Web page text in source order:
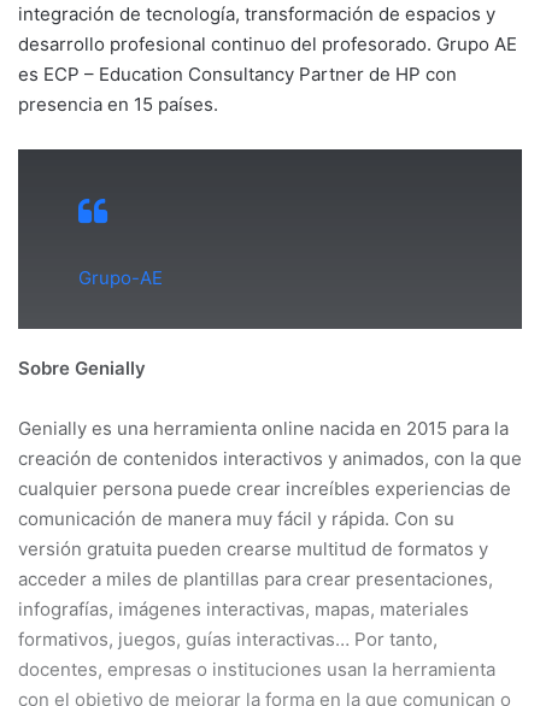
integración de tecnología, transformación de espacios y
desarrollo profesional continuo del profesorado. Grupo AE
es ECP – Education Consultancy Partner de HP con
presencia en 15 países.
Grupo-AE
Sobre Genially
Genially es una herramienta online nacida en 2015 para la
creación de contenidos interactivos y animados, con la que
cualquier persona puede crear increíbles experiencias de
comunicación de manera muy fácil y rápida. Con su
versión gratuita pueden crearse multitud de formatos y
acceder a miles de plantillas para crear presentaciones,
infografías, imágenes interactivas, mapas, materiales
formativos, juegos, guías interactivas… Por tanto,
docentes, empresas o instituciones usan la herramienta
con el objetivo de mejorar la forma en la que comunican o